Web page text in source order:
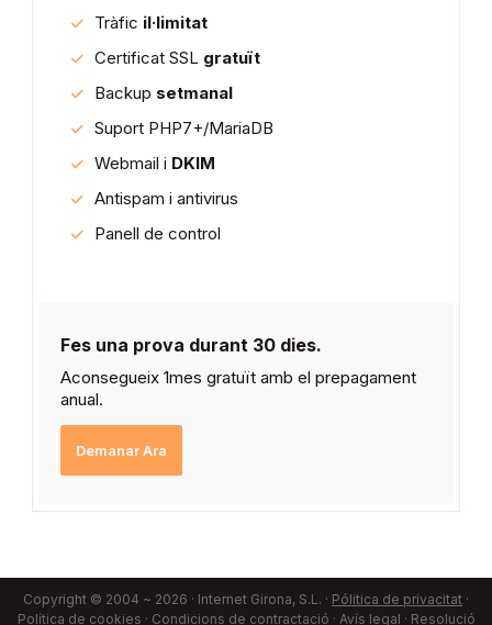
Tràfic il·limitat
Certificat SSL gratuït
Backup setmanal
Suport PHP7+/MariaDB
Webmail i DKIM
Antispam i antivirus
Panell de control
Fes una prova durant 30 dies.
Aconsegueix 1mes gratuït amb el prepagament
anual.
Demanar Ara
Copyright © 2004 ~ 2026 · Internet Girona, S.L. · Pólitica de privacitat ·
Política de cookies · Condicions de contractació · Avís legal · Resolució